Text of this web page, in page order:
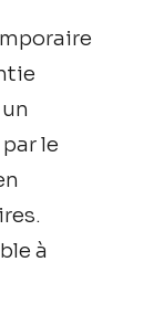
le
à